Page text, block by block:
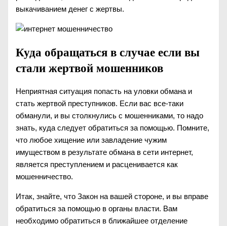
выкачиванием денег с жертвы.
Куда обращаться в случае если вы
стали жертвой мошенников
Неприятная ситуация попасть на уловки обмана и
стать жертвой преступников. Если вас все-таки
обманули, и вы столкнулись с мошенниками, то надо
знать, куда следует обратиться за помощью. Помните,
что любое хищение или завладение чужим
имуществом в результате обмана в сети интернет,
является преступлением и расценивается как
мошенничество.
Итак, знайте, что Закон на вашей стороне, и вы вправе
обратиться за помощью в органы власти. Вам
необходимо обратиться в ближайшее отделение